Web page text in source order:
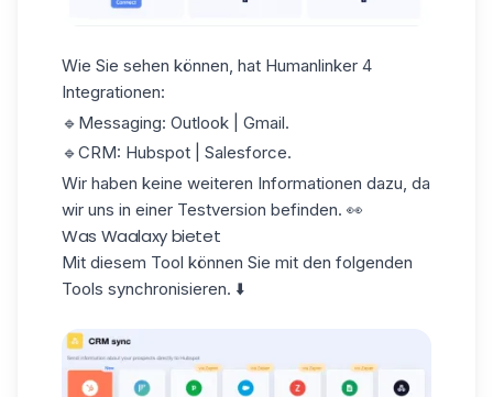
Wie Sie sehen können, hat Humanlinker 4
Integrationen:
🔹Messaging: Outlook | Gmail.
🔹CRM: Hubspot | Salesforce.
Wir haben keine weiteren Informationen dazu, da
wir uns in einer Testversion befinden. 👀
Was Waalaxy bietet
Mit diesem Tool können Sie mit den folgenden
Tools synchronisieren. ⬇️